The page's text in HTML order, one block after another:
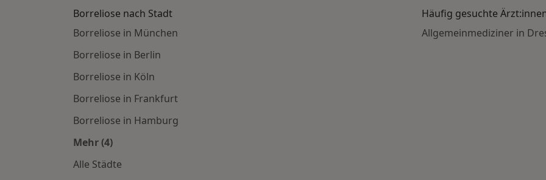
Borreliose nach Stadt
Borreliose in München
Borreliose in Berlin
Borreliose in Köln
Borreliose in Frankfurt
Borreliose in Hamburg
Mehr (4)
Alle Städte
Häufig gesuchte
Allgemeinmediziner in